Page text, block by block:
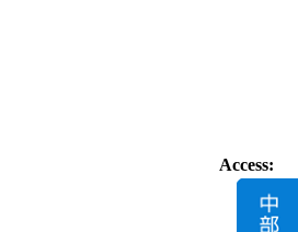
Access: